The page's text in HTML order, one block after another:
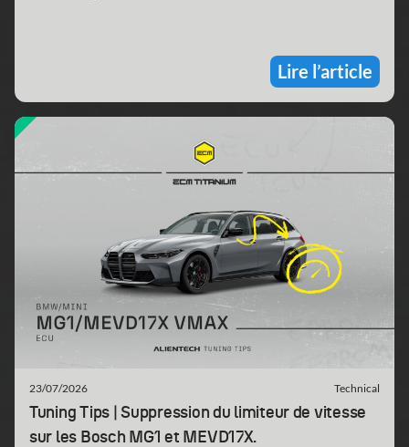
Lire l’article
23/07/2026 Technical
Tuning Tips | Suppression du limiteur de vitesse
sur les Bosch MG1 et MEVD17X.